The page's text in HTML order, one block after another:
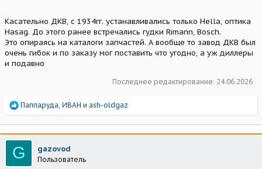
Касательно ДКВ, с 1934гг. устанавливались только Hella, оптика
Hasag. До этого ранее встречались гудки Rimann, Bosch.
Это опираясь на каталоги запчастей. А вообще то завод ДКВ был
очень гибок и по заказу мог поставить что угодно, а уж диллеры
и подавно
Последнее редактирование: 24.06.2026
Р
а
к
ц
и
и
Паппаруда ИВАН и ash-oldgaz
G gazovod
Пользователь